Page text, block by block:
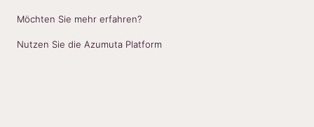
Möchten Sie mehr erfahren?
Nutzen Sie die Azumuta Platform